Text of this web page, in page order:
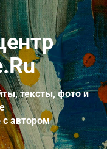
тексты, фото и
автором